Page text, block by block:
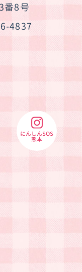
番8号
4837
にんしんSOS
熊本